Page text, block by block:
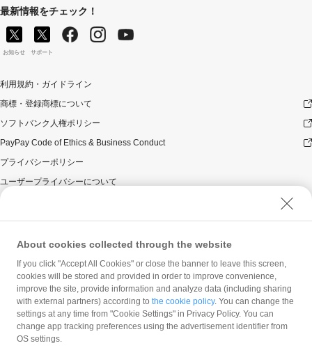
最新情報をチェック！
お知らせ サポート
利用規約・ガイドライン
商標・登録商標について
ソフトバンク人権ポリシー
PayPay Code of Ethics & Business Conduct
プライバシーポリシー
ユーザープライバシーについて
ウェブサイト利用規約
反社会的勢力に対する方針
勧誘方針
マネロン等基本方針
カスタマーハラスメントに関する当社の考え方
About cookies collected through the website
If you click "Accept All Cookies" or close the banner to leave this screen,
cookies will be stored and provided in order to improve convenience,
improve the site, provide information and analyze data (including sharing
with external partners) according to the cookie policy. You can change the
settings at any time from "Cookie Settings" in Privacy Policy. You can
change app tracking preferences using the advertisement identifier from
OS settings.